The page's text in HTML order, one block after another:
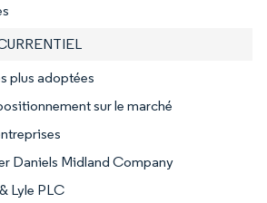
plus adoptées
sur le marché
Daniels Midland Company
Lyle PLC